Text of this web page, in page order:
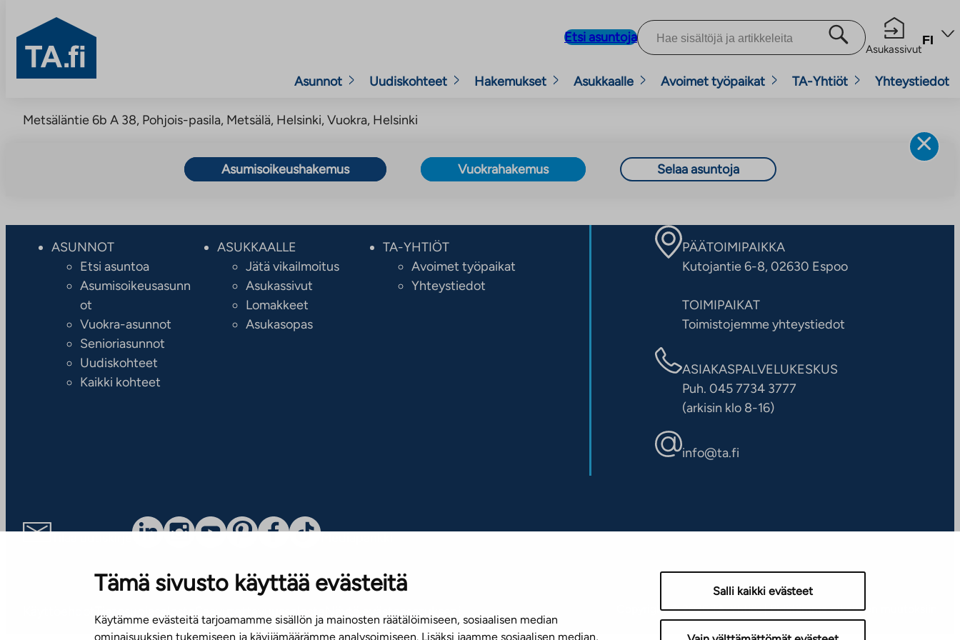
Tämä sivusto käyttää evästeitä
Käytämme evästeitä tarjoamamme sisällön ja mainosten räätälöimiseen, sosiaalisen median
ominaisuuksien tukemiseen ja kävijämäärämme analysoimiseen. Lisäksi jaamme sosiaalisen median,
Salli kaikki evästeet
sisältöön
TA.fi
Etsi asuntoja
Asukassivut
FI
Asunnot Uudiskohteet Hakemukset Asukkaalle Avoimet työpaikat TA-Yhtiöt Yhteystiedot
Metsäläntie 6b A 38, Pohjois-pasila, Metsälä, Helsinki, Vuokra, Helsinki
Asumisoikeushakemus Vuokrahakemus Selaa asuntoja
ASUNNOT
Etsi asuntoa
Asumisoikeusasunn
ot
Vuokra-asunnot
Senioriasunnot
Uudiskohteet
Kaikki kohteet
ASUKKAALLE
Jätä vikailmoitus
Asukassivut
Lomakkeet
Asukasopas
TA-YHTIÖT
Avoimet työpaikat
Yhteystiedot
PÄÄTOIMIPAIKKA
Kutojantie 6-8, 02630 Espoo
TOIMIPAIKAT
Toimistojemme yhteystiedot
ASIAKASPALVELUKESKUS
Puh. 045 7734 3777
(arkisin klo 8-16)
info@ta.fi
TietosuojaselosteSaavutettavuusseloste Näytä evästeasetukseni Copyright © 2026 TA-Yhtiöt | Pidätämme oikeuden muutoksiin